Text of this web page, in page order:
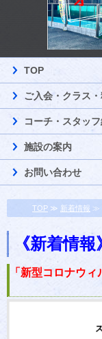
TOP
ご入会・クラス
コーチ・スタッ
施設の案内
お問い合わせ
TOP ≫ 新着情報 ≫
《新着情報
「新型コロナウ